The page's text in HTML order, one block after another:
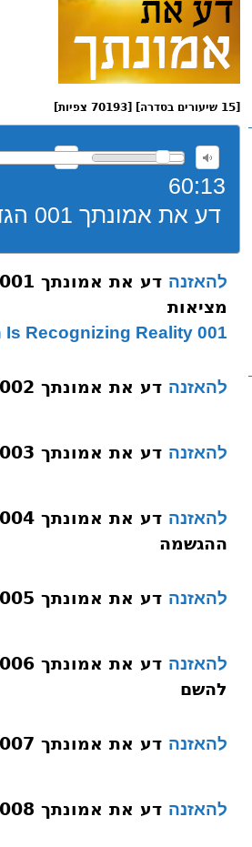
[15 שיעורים בסדרה] [70193 צפיות]
60:13
דע את אמונתך 001 הגדרת מהות האמונה והגדרת מציאות
להאזנה
מציאות
001 Emunah Is Recognizing Reality
להאזנה דע את אמונתך 002 היסוד הראשון
להאזנה דע את אמונתך 003 היסוד השני אחדות השם
להאזנה
ההגשמה
להאזנה דע את אמונתך 005 היסוד הרביעי הקדמות
להאזנה
להשם
להאזנה דע את אמונתך 007 היסוד הששי נבואה
להאזנה דע את אמונתך 008 היסוד השביעי נבואת משה